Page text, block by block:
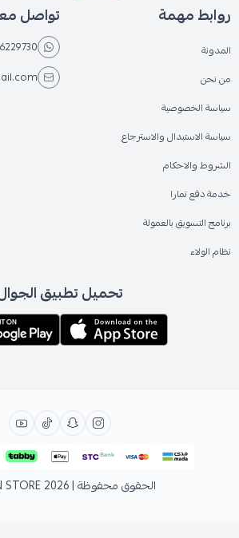
روابط مهمة
المدونة
من نحن
سياسة الخصوصية
سياسة الاستبدال والاسترجاع
الشروط والاحكام
خدمة دفع تمارا
برنامج التسويق بالعمولة
نظام الولاء
تواصل
تحميل تطبيق
الحقوق محفوظة | 2026 STORE